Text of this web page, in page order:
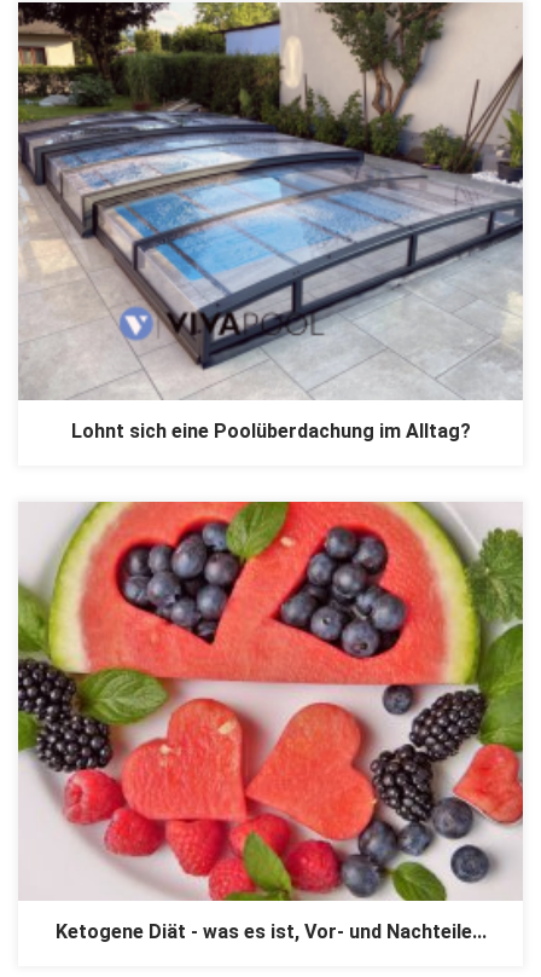
Lohnt sich eine Poolüberdachung im Alltag?
Ketogene Diät - was es ist, Vor- und Nachteile...